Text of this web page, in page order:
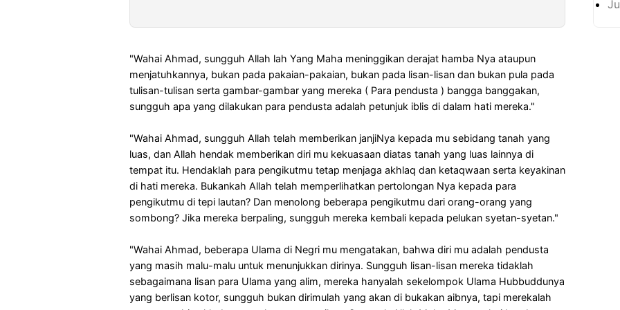
"Wahai Ahmad, sungguh Allah lah Yang Maha meninggikan derajat hamba Nya ataupun
menjatuhkannya, bukan pada pakaian-pakaian, bukan pada lisan-lisan dan bukan pula pada
tulisan-tulisan serta gambar-gambar yang mereka ( Para pendusta ) bangga banggakan,
sungguh apa yang dilakukan para pendusta adalah petunjuk iblis di dalam hati mereka."
"Wahai Ahmad, sungguh Allah telah memberikan janjiNya kepada mu sebidang tanah yang
luas, dan Allah hendak memberikan diri mu kekuasaan diatas tanah yang luas lainnya di
tempat itu. Hendaklah para pengikutmu tetap menjaga akhlaq dan ketaqwaan serta keyakinan
di hati mereka. Bukankah Allah telah memperlihatkan pertolongan Nya kepada para
pengikutmu di tepi lautan? Dan menolong beberapa pengikutmu dari orang-orang yang
sombong? Jika mereka berpaling, sungguh mereka kembali kepada pelukan syetan-syetan."
"Wahai Ahmad, beberapa Ulama di Negri mu mengatakan, bahwa diri mu adalah pendusta
yang masih malu-malu untuk menunjukkan dirinya. Sungguh lisan-lisan mereka tidaklah
sebagaimana lisan para Ulama yang alim, mereka hanyalah sekelompok Ulama Hubbuddunya
yang berlisan kotor, sungguh bukan dirimulah yang akan di bukakan aibnya, tapi merekalah